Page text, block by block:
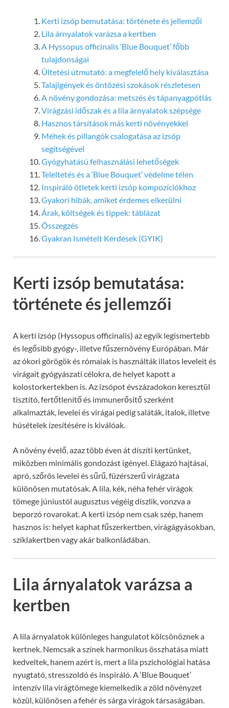
Kerti izsóp bemutatása: története és jellemzői
Lila árnyalatok varázsa a kertben
A Hyssopus officinalis ‘Blue Bouquet’ főbb
tulajdonságai
Ültetési útmutató: a megfelelő hely kiválasztása
Talajigények és öntözési szokások részletesen
A növény gondozása: metszés és tápanyagpótlás
Virágzási időszak és a lila árnyalatok szépsége
Hasznos társítások más kerti növényekkel
Méhek és pillangók csalogatása az izsóp
segítségével
Gyógyhatású felhasználási lehetőségek
Teleltetés és a ‘Blue Bouquet’ védelme télen
Inspiráló ötletek kerti izsóp kompozíciókhoz
Gyakori hibák, amiket érdemes elkerülni
Árak, költségek és tippek: táblázat
Összegzés
Gyakran Ismételt Kérdések (GYIK)
Kerti izsóp bemutatása:
története és jellemzői
A kerti izsóp (Hyssopus officinalis) az egyik legismertebb
és legősibb gyógy-, illetve fűszernövény Európában. Már
az ókori görögök és rómaiak is használták illatos leveleit és
virágait gyógyászati célokra, de helyet kapott a
kolostorkertekben is. Az izsópot évszázadokon keresztül
tisztító, fertőtlenítő és immunerősítő szerként
alkalmazták, levelei és virágai pedig saláták, italok, illetve
húsételek ízesítésére is kiválóak.
A növény évelő, azaz több éven át díszíti kertünket,
miközben minimális gondozást igényel. Elágazó hajtásai,
apró, szőrös levelei és sűrű, füzérszerű virágzata
különösen mutatósak. A lila, kék, néha fehér virágok
tömege júniustól augusztus végéig díszlik, vonzva a
beporzó rovarokat. A kerti izsóp nem csak szép, hanem
hasznos is: helyet kaphat fűszerkertben, virágágyásokban,
sziklakertben vagy akár balkonládában.
Lila árnyalatok varázsa a
kertben
A lila árnyalatok különleges hangulatot kölcsönöznek a
kertnek. Nemcsak a színek harmonikus összhatása miatt
kedveltek, hanem azért is, mert a lila pszichológiai hatása
nyugtató, stresszoldó és inspiráló. A ‘Blue Bouquet’
intenzív lila virágtömege kiemelkedik a zöld növényzet
közül, különösen a fehér és sárga virágok társaságában.